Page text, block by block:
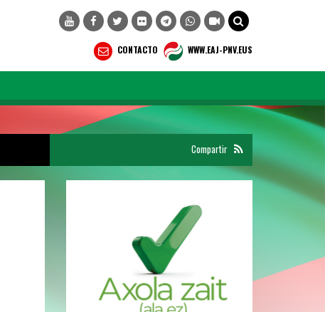
CONTACTO WWW.EAJ-PNV.EUS
Compartir